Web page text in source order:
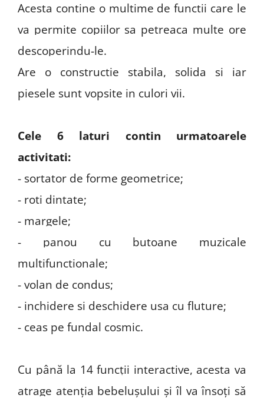
Acesta contine o multime de functii care le
va permite copiilor sa petreaca multe ore
descoperindu-le.
Are o constructie stabila, solida si iar
piesele sunt vopsite in culori vii.
Cele 6 laturi contin urmatoarele
activitati:
- sortator de forme geometrice;
- roti dintate;
- margele;
- panou cu butoane muzicale
multifunctionale;
- volan de condus;
- inchidere si deschidere usa cu fluture;
- ceas pe fundal cosmic.
Cu până la 14 funcții interactive, acesta va
atrage atenția bebelușului și îl va însoți să